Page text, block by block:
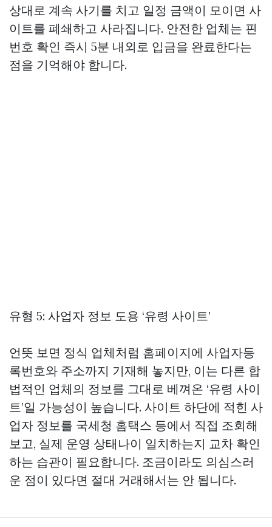
상대로 계속 사기를 치고 일정 금액이 모이면 사
이트를 폐쇄하고 사라집니다. 안전한 업체는 핀
번호 확인 즉시 5분 내외로 입금을 완료한다는
점을 기억해야 합니다.
유형 5: 사업자 정보 도용 ‘유령 사이트’
언뜻 보면 정식 업체처럼 홈페이지에 사업자등
록번호와 주소까지 기재해 놓지만, 이는 다른 합
법적인 업체의 정보를 그대로 베껴온 ‘유령 사이
트’일 가능성이 높습니다. 사이트 하단에 적힌 사
업자 정보를 국세청 홈택스 등에서 직접 조회해
보고, 실제 운영 상태나이 일치하는지 교차 확인
하는 습관이 필요합니다. 조금이라도 의심스러
운 점이 있다면 절대 거래해서는 안 됩니다.